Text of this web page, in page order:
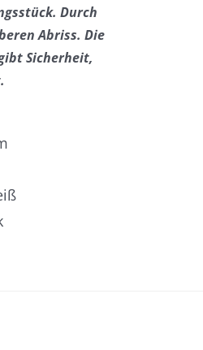
Durch
Abriss. Die
Sicherheit,